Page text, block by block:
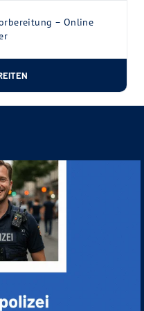
– Online